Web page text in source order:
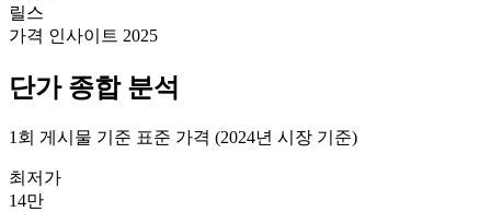
릴스
가격 인사이트 2025
단가종합 분석
1회 게시물 기준 표준 가격 (2024년 시장 기준)
최저가
14만